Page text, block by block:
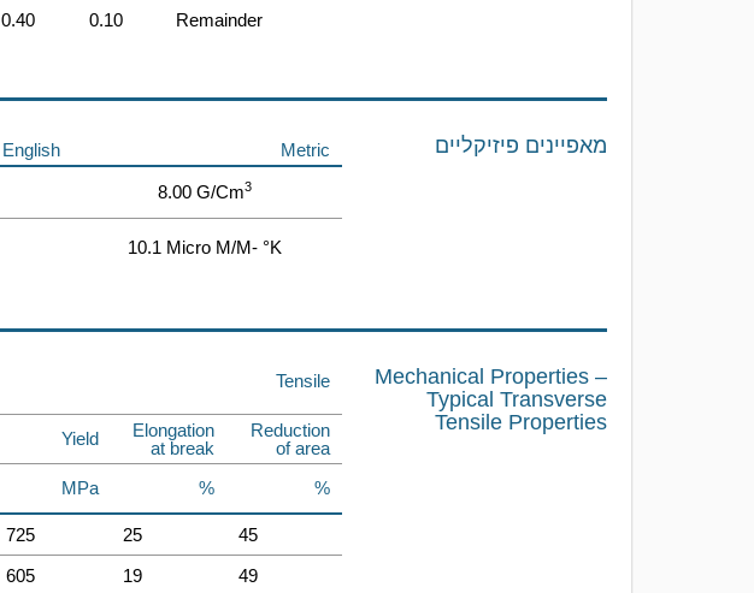
0.40 0.10 Remainder
English
Metric
8.00 G/cm3
10.1 Micro M/m- °K
מאפיינים פיזיקליים
Tensile
Yield
Elongation
at break
Reduction
of area
MPa % %
725 25
45
605 19
49
Mechanical Properties –
Typical Transverse
Tensile Properties